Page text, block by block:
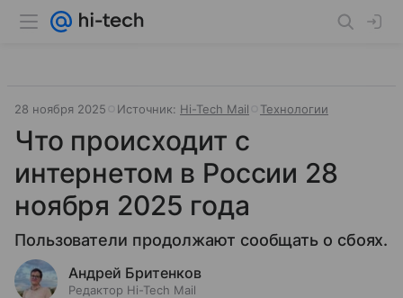
28 ноября 2025 Источник: Hi-Tech Mail Технологии
Что происходит с
интернетом в России 28
ноября 2025 года
Пользователи продолжают сообщать о сбоях.
Андрей Бритенков
Редактор Hi-Tech Mail